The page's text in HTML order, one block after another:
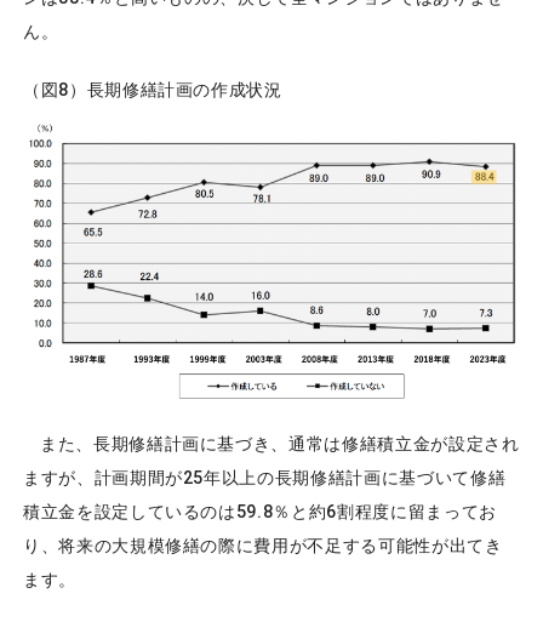
ん。
（図8）長期修繕計画の作成状況
また、長期修繕計画に基づき、通常は修繕積立金が設定され
ますが、計画期間が25年以上の長期修繕計画に基づいて修繕
積立金を設定しているのは59.8％と約6割程度に留まってお
り、将来の大規模修繕の際に費用が不足する可能性が出てき
ます。